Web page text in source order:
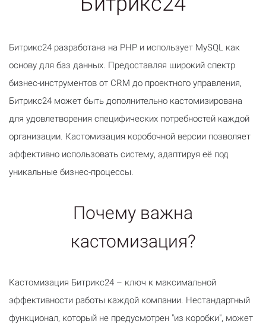
Битрикс24 разработана на PHP и использует MySQL как
основу для баз данных. Предоставляя широкий спектр
бизнес-инструментов от CRM до проектного управления,
Битрикс24 может быть дополнительно кастомизирована
для удовлетворения специфических потребностей каждой
организации. Кастомизация коробочной версии позволяет
эффективно использовать систему, адаптируя её под
уникальные бизнес-процессы.
Почему важна
кастомизация?
Кастомизация Битрикс24 – ключ к максимальной
эффективности работы каждой компании. Нестандартный
функционал, который не предусмотрен "из коробки", может